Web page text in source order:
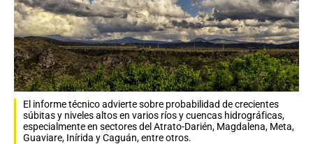
El informe técnico advierte sobre probabilidad de crecientes
súbitas y niveles altos en varios ríos y cuencas hidrográficas,
especialmente en sectores del Atrato-Darién, Magdalena, Meta,
Guaviare, Inírida y Caguán, entre otros.